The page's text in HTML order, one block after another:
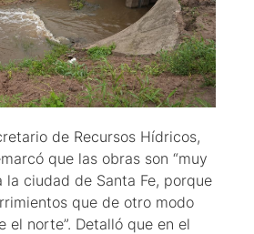
de Recursos Hídricos,
que las obras son “muy
ciudad de Santa Fe, porque
que de otro modo
el norte”. Detalló que en el